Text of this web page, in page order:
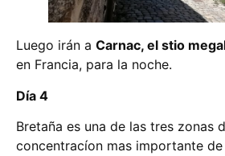
Luego irán a Carnac, el stio
en Francia, para la noche.
Día 4
Bretaña es una de las tres zonas
concentracíon mas importante